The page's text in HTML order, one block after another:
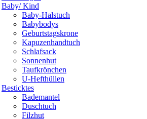
Baby/ Kind
Baby-Halstuch
Babybodys
Geburtstagskrone
Kapuzenhandtuch
Schlafsack
Sonnenhut
Taufkrönchen
U-Hefthüllen
Besticktes
Bademantel
Duschtuch
Filzhut